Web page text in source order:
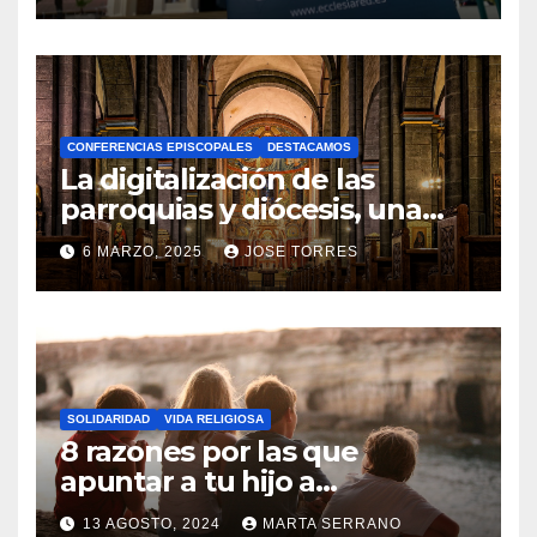
N
O
H
A
Y
C
O
M
N
T
A
R
I
O
CONFERENCIAS EPISCOPALES DESTACAMOS
La digitalización de las
parroquias y diócesis, una
realidad ya para el futuro de
la Iglesia
6 MARZO, 2025 JOSE TORRES
N
O
H
A
Y
SOLIDARIDAD VIDA RELIGIOSA
8 razones por las que
apuntar a tu hijo a
Catequesis
13 AGOSTO, 2024 MARTA SERRANO